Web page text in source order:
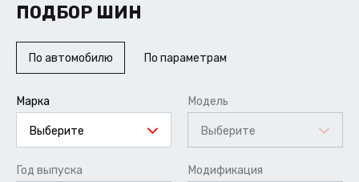
ПОДБОР ШИН
По автомобилю По параметрам
Марка
Выберите
Модель
Выберите
Год выпуска Модификация